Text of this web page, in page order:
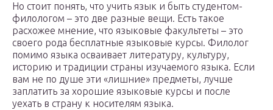
Но стоит понять, что учить язык и быть студентом-
филологом – это две разные вещи. Есть такое
расхожее мнение, что языковые факультеты – это
своего рода бесплатные языковые курсы. Филолог
помимо языка осваивает литературу, культуру,
историю и традиции страны изучаемого языка. Если
вам не по душе эти «лишние» предметы, лучше
заплатить за хорошие языковые курсы и после
уехать в страну к носителям языка.